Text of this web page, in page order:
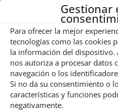
Gestionar
Para ofrecer la mejor
tecnologías como las cookies
la información del dispositivo.
nos autoriza a procesar
navegación o los
Si no da su consentimiento o
características y funciones
negativamente.
Share
Related posts